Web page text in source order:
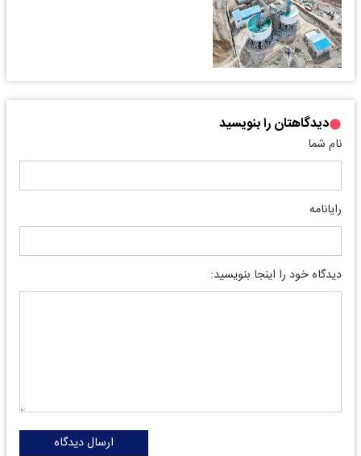
دیدگاهتان را بنویسید
نام شما
رایانامه
دیدگاه خود را اینجا بنویسید:
ارسال دیدگاه